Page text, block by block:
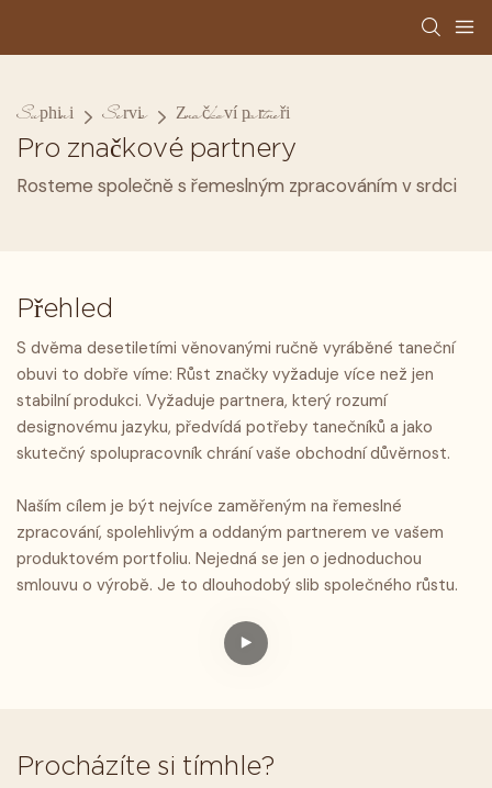
Suphini Servis Značkoví partneři
Pro značkové partnery
Rosteme společně s řemeslným zpracováním v srdci
Přehled
S dvěma desetiletími věnovanými ručně vyráběné taneční
obuvi to dobře víme: Růst značky vyžaduje více než jen
stabilní produkci. Vyžaduje partnera, který rozumí
designovému jazyku, předvídá potřeby tanečníků a jako
skutečný spolupracovník chrání vaše obchodní důvěrnost.
Naším cílem je být nejvíce zaměřeným na řemeslné
zpracování, spolehlivým a oddaným partnerem ve vašem
produktovém portfoliu. Nejedná se jen o jednoduchou
smlouvu o výrobě. Je to dlouhodobý slib společného růstu.
Procházíte si tímhle?